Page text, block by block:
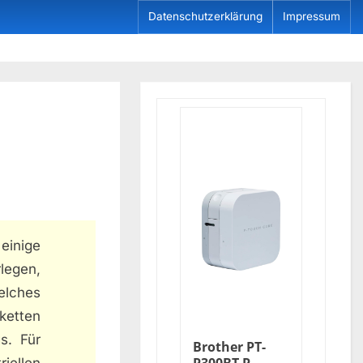
Datenschutzerklärung Impressum
Für
Brother PT-